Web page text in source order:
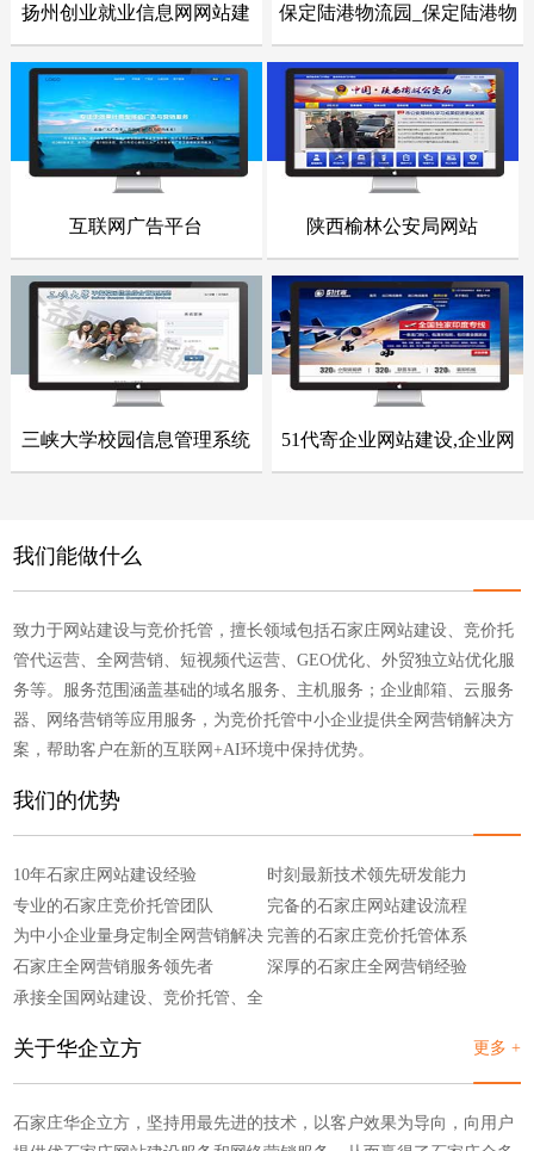
- 网站建设案例 -
点击浏览
扬州创业就业信息网网站建
- 网站建设案例 -
点击浏览
保定陆港物流园_保定陆港物
- 网站建设案例 -
点击浏览
互联网广告平台 - 网站建设案例 -
点击浏览
陕西榆林公安局网站
- 网站建设案例 -
点击浏览
三峡大学校园信息管理系统 - 网站建设案例 -
51代寄企业网站建设,企业网
我们能做什么
致力于网站建设与竞价托管，擅长领域包括石家庄网站建设、竞价托
管代运营、全网营销、短视频代运营、GEO优化、外贸独立站优化服
务等。服务范围涵盖基础的域名服务、主机服务；企业邮箱、云服务
器、网络营销等应用服务，为竞价托管中小企业提供全网营销解决方
案，帮助客户在新的互联网+AI环境中保持优势。
我们的优势
10年石家庄网站建设经验
专业的石家庄竞价托管团队
为中小企业量身定制全网营销解决
方案
石家庄全网营销服务领先者
承接全国网站建设、竞价托管、全
时刻最新技术领先研发能力
完备的石家庄网站建设流程
完善的石家庄竞价托管体系
深厚的石家庄全网营销经验
更多 +
关于华企立方
石家庄华企立方，坚持用最先进的技术，以客户效果为导向，向用户